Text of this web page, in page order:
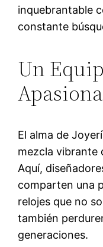
inquebrantable
constante
Un
El alma de
mezcla vibrante
Aquí,
comparten una
relojes que no
también
generaciones.